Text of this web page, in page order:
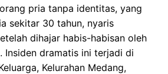
pria tanpa identitas, yang
sekitar 30 tahun, nyaris
dihajar habis-habisan oleh
Insiden dramatis ini terjadi di
Kelurahan Medang,